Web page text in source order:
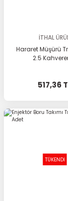
İTHAL
Hararet Müşürü
2.5
517,36
TÜKENDİ